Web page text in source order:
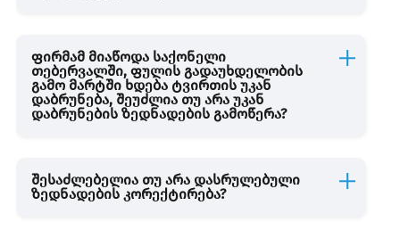
ფირმამ მიაწოდა საქონელი
თებერვალში, ფულის გადაუხდელობის
გამო მარტში ხდება ტვირთის უკან
დაბრუნება, შეუძლია თუ არა უკან
დაბრუნების ზედნადების გამოწერა?
შესაძლებელია თუ არა დასრულებული
ზედნადების კორექტირება?